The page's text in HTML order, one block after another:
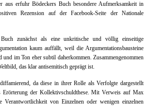
aus erfuhr Bödeckers Buch besondere Aufmerksamkeit in
Rezension auf der Facebook-Seite der Nationale
zunächst als eine unkritische und völlig einseitige
kaum auffällt, weil die Argumentationsbausteine
im Ton eher subtil daherkommen. Zusammengenommen
das klar antisemitisch geprägt ist.
da diese in ihrer Rolle als Verfolgte dargestellt
der Kollektivschuldthese. Mit Verweis auf Max
von Einzelnen oder wenigen einzelnen